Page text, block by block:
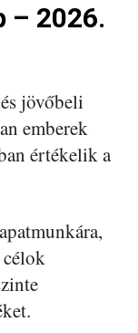
– 2026.
jövőbeli
emberek
értékelik a
célok